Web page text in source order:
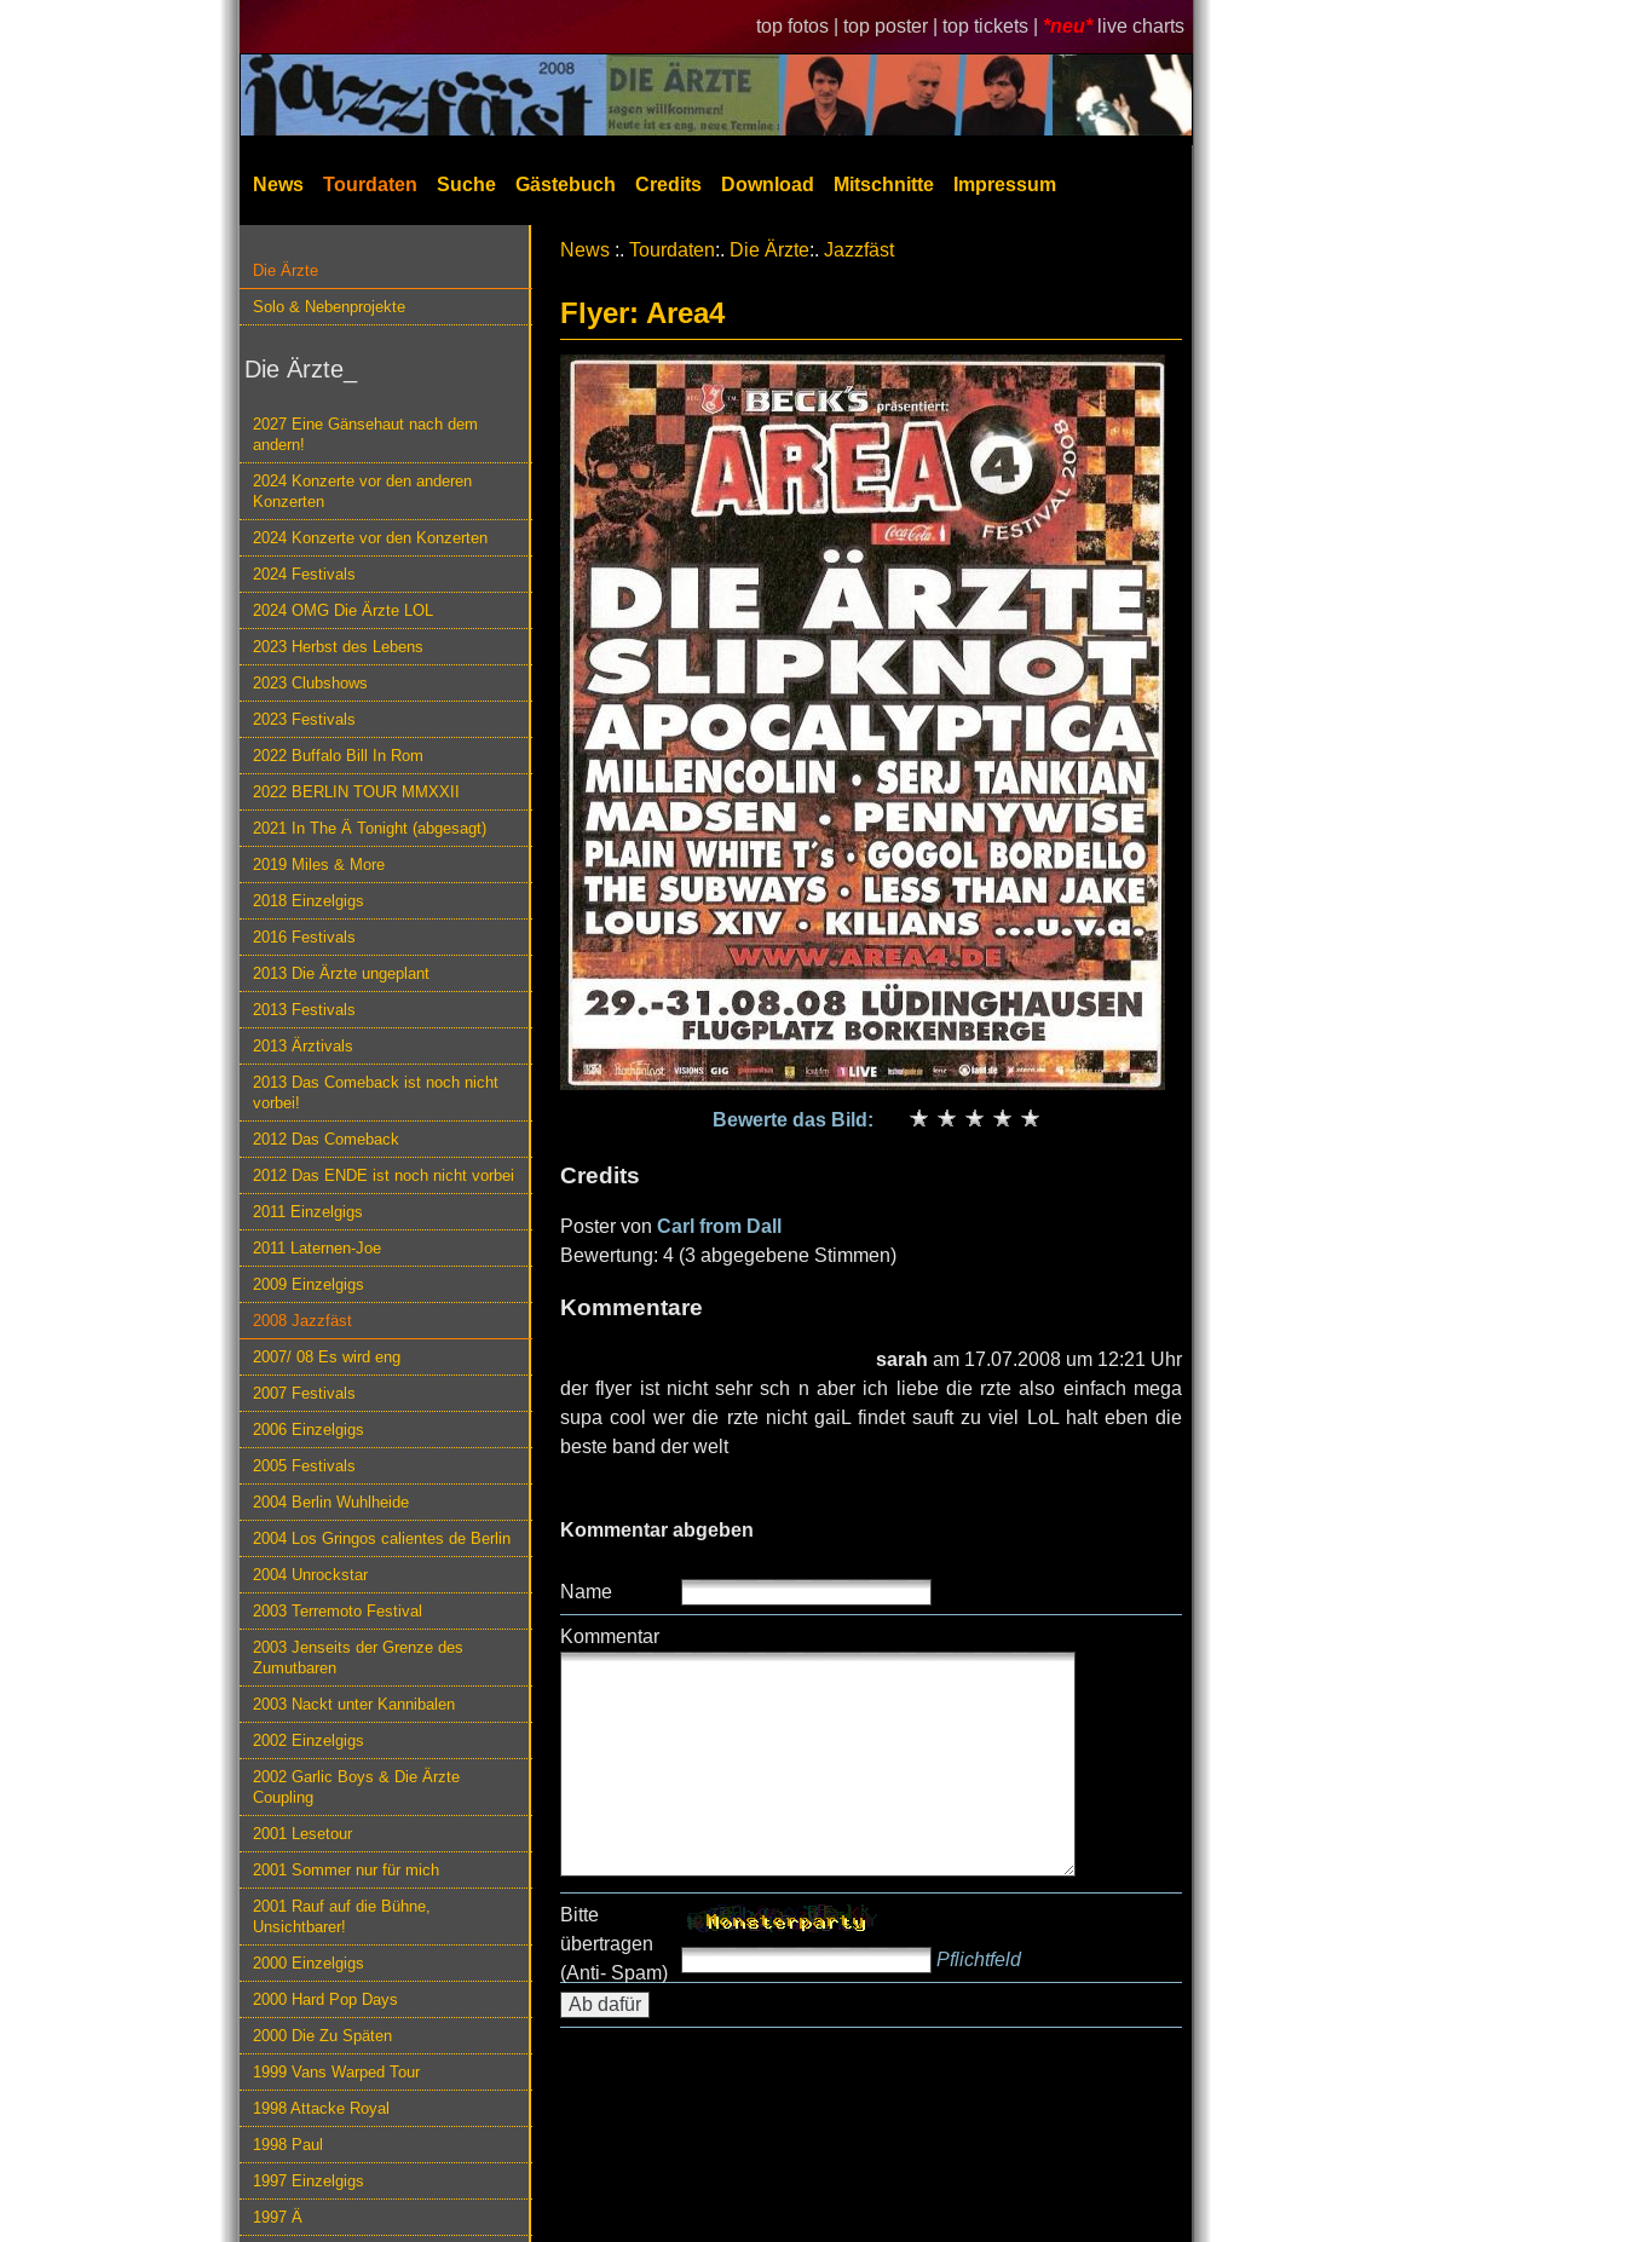
top fotos | top poster | top tickets | *neu* live charts
News Tourdaten Suche Gästebuch Credits Download Mitschnitte Impressum
Die Ärzte
Solo & Nebenprojekte
Die Ärzte_
2027 Eine Gänsehaut nach dem
andern!
2024 Konzerte vor den anderen
Konzerten
2024 Konzerte vor den Konzerten
2024 Festivals
2024 OMG Die Ärzte LOL
2023 Herbst des Lebens
2023 Clubshows
2023 Festivals
2022 Buffalo Bill In Rom
2022 BERLIN TOUR MMXXII
2021 In The Ä Tonight (abgesagt)
2019 Miles & More
2018 Einzelgigs
2016 Festivals
2013 Die Ärzte ungeplant
2013 Festivals
2013 Ärztivals
2013 Das Comeback ist noch nicht
vorbei!
2012 Das Comeback
2012 Das ENDE ist noch nicht vorbei
2011 Einzelgigs
2011 Laternen-Joe
2009 Einzelgigs
2008 Jazzfäst
2007/ 08 Es wird eng
2007 Festivals
2006 Einzelgigs
2005 Festivals
2004 Berlin Wuhlheide
2004 Los Gringos calientes de Berlin
2004 Unrockstar
2003 Terremoto Festival
2003 Jenseits der Grenze des
Zumutbaren
2003 Nackt unter Kannibalen
2002 Einzelgigs
2002 Garlic Boys & Die Ärzte
Coupling
2001 Lesetour
2001 Sommer nur für mich
2001 Rauf auf die Bühne,
Unsichtbarer!
2000 Einzelgigs
2000 Hard Pop Days
2000 Die Zu Späten
1999 Vans Warped Tour
1998 Attacke Royal
1998 Paul
1997 Einzelgigs
1997 Ä
News :. Tourdaten:. Die Ärzte:. Jazzfäst
Flyer: Area4
Bewerte das Bild:
Credits
Poster von Carl from Dall
Bewertung: 4 (3 abgegebene Stimmen)
Kommentare
sarah am 17.07.2008 um 12:21 Uhr
der flyer ist nicht sehr sch n aber ich liebe die rzte also einfach mega
supa cool wer die rzte nicht gaiL findet sauft zu viel LoL halt eben die
beste band der welt
Kommentar abgeben
Name
Kommentar
Bitte
übertragen
(Anti- Spam)
Pflichtfeld